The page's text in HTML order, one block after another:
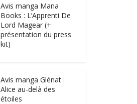
Avis manga Mana
Books : L’Apprenti De
Lord Magear (+
présentation du press
kit)
Avis manga Glénat :
Alice au-delà des
étoiles